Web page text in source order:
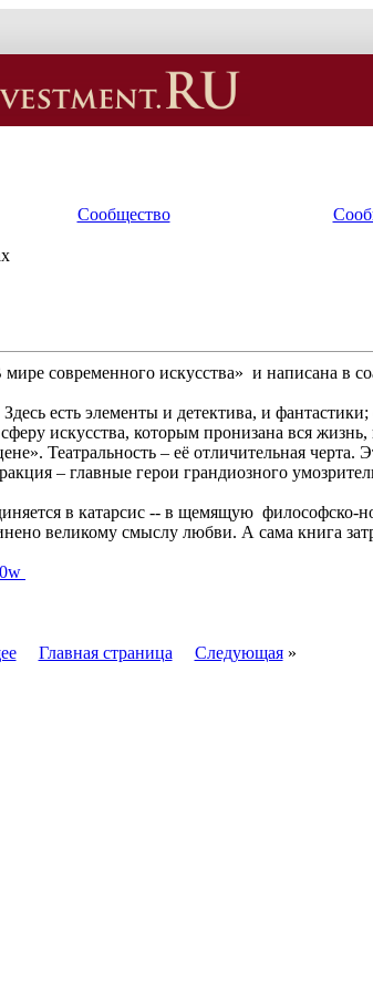
Сообщество
современного искусства» и написана в
есть элементы и детектива, и фантастики;
искусства, которым пронизана вся
Театральность – её отличительная черта.
– главные герои грандиозного
в катарсис -- в щемящую философско-
великому смыслу любви. А сама книга
Главная страница Следующая»